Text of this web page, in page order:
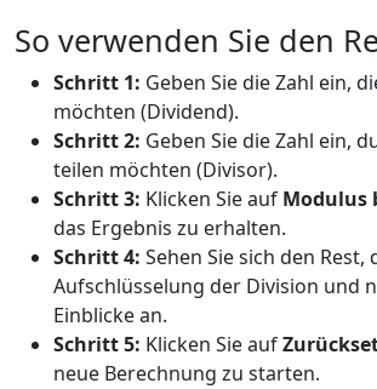
So verwenden Sie den
Schritt 1: Geben Sie die Zahl ein,
möchten (Dividend).
Schritt 2: Geben Sie die Zahl ein,
teilen möchten (Divisor).
Schritt 3: Klicken Sie auf Modulus
das Ergebnis zu erhalten.
Schritt 4: Sehen Sie sich den Rest,
Aufschlüsselung der Division und
Einblicke an.
Schritt 5: Klicken Sie auf
neue Berechnung zu starten.